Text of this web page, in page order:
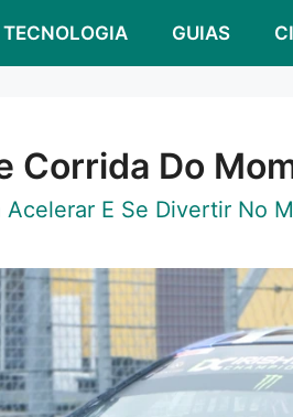
TECNOLOGIA GUIAS
Corrida Do
E Se Divertir No